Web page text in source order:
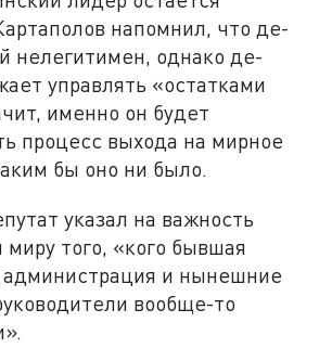
напомнил, что де-
нелегитимен, однако де-
управлять «остатками
именно он будет
процесс выхода на мирное
бы оно ни было.
указал на важность
того, «кого бывшая
администрация и нынешние
вообще-то